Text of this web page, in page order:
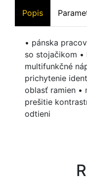
Popis
• pánska
so stojačikom •
multifunkčné
prichytenie
oblasť ramien •
prešitie
odtieni